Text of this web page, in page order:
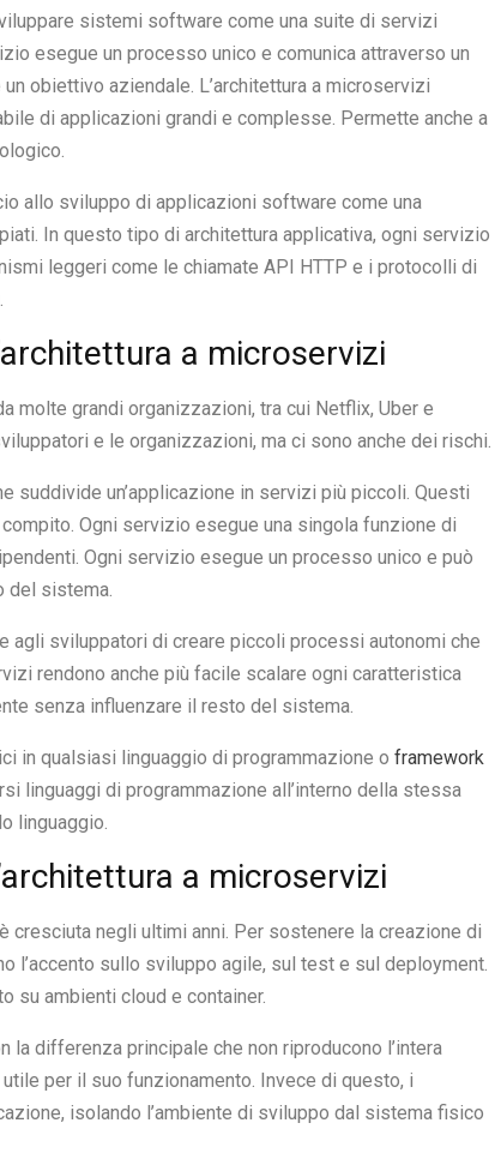
sistemi software come una suite di servizi
esegue un processo unico e comunica attraverso un
obiettivo aziendale. L’architettura a microservizi
di applicazioni grandi e complesse. Permette anche a
allo sviluppo di applicazioni software come una
In questo tipo di architettura applicativa, ogni servizio
leggeri come le chiamate API HTTP e i protocolli di
a microservizi
molte grandi organizzazioni, tra cui Netflix, Uber e
e le organizzazioni, ma ci sono anche dei rischi.
suddivide un’applicazione in servizi più piccoli. Questi
Ogni servizio esegue una singola funzione di
Ogni servizio esegue un processo unico e può
del sistema.
agli sviluppatori di creare piccoli processi autonomi che
rendono anche più facile scalare ogni caratteristica
senza influenzare il resto del sistema.
in qualsiasi linguaggio di programmazione o framework
linguaggi di programmazione all’interno della stessa
linguaggio.
a microservizi
negli ultimi anni. Per sostenere la creazione di
l’accento sullo sviluppo agile, sul test e sul deployment.
su ambienti cloud e container.
la differenza principale che non riproducono l’intera
per il suo funzionamento. Invece di questo, i
isolando l’ambiente di sviluppo dal sistema fisico